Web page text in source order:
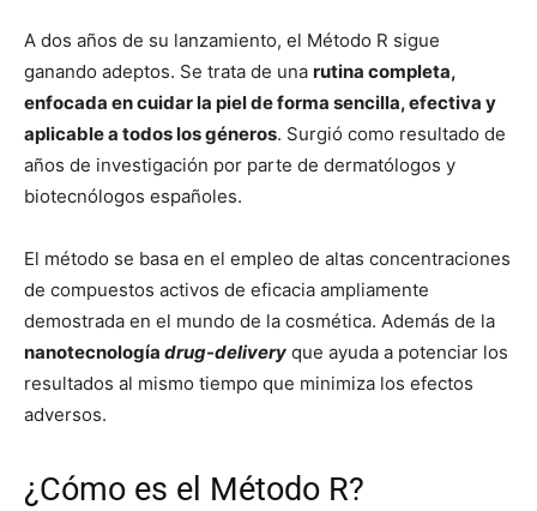
A dos años de su lanzamiento, el Método R sigue
ganando adeptos. Se trata de una rutina completa,
enfocada en cuidar la piel de forma sencilla, efectiva y
aplicable a todos los géneros. Surgió como resultado de
años de investigación por parte de dermatólogos y
biotecnólogos españoles.
El método se basa en el empleo de altas concentraciones
de compuestos activos de eficacia ampliamente
demostrada en el mundo de la cosmética. Además de la
nanotecnología drug-delivery que ayuda a potenciar los
resultados al mismo tiempo que minimiza los efectos
adversos.
¿Cómo es el Método R?